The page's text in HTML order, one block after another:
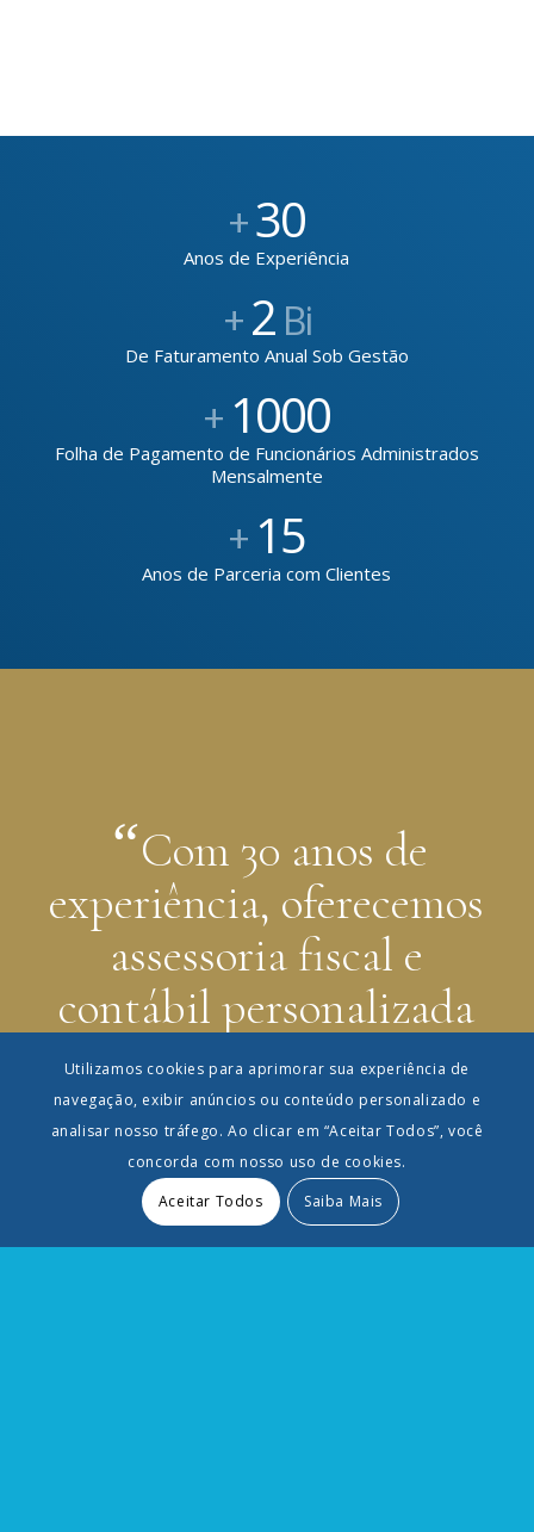
+30
Anos de Experiência
+2Bi
De Faturamento Anual Sob Gestão
+ 1000
Folha de Pagamento de Funcionários Administrados
Mensalmente
+ 15
Anos de Parceria com Clientes
“Com 30 anos de
experiência, oferecemos
assessoria fiscal e
contábil personalizada
para atender às suas
necessidades”
Utilizamos cookies para aprimorar sua experiência de
navegação, exibir anúncios ou conteúdo personalizado e
analisar nosso tráfego. Ao clicar em “Aceitar Todos”, você
concorda com nosso uso de cookies.
Aceitar Todos
Saiba Mais